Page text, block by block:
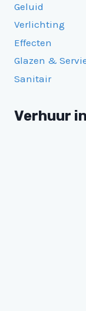
Geluid
Verlichting
Effecten
Glazen &
Sanitair
Verhuur